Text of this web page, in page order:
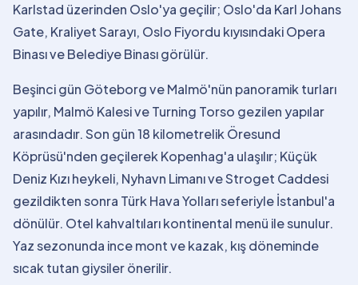
Karlstad üzerinden Oslo'ya geçilir; Oslo'da Karl Johans
Gate, Kraliyet Sarayı, Oslo Fiyordu kıyısındaki Opera
Binası ve Belediye Binası görülür.
Beşinci gün Göteborg ve Malmö'nün panoramik turları
yapılır, Malmö Kalesi ve Turning Torso gezilen yapılar
arasındadır. Son gün 18 kilometrelik Öresund
Köprüsü'nden geçilerek Kopenhag'a ulaşılır; Küçük
Deniz Kızı heykeli, Nyhavn Limanı ve Stroget Caddesi
gezildikten sonra Türk Hava Yolları seferiyle İstanbul'a
dönülür. Otel kahvaltıları kontinental menü ile sunulur.
Yaz sezonunda ince mont ve kazak, kış döneminde
sıcak tutan giysiler önerilir.